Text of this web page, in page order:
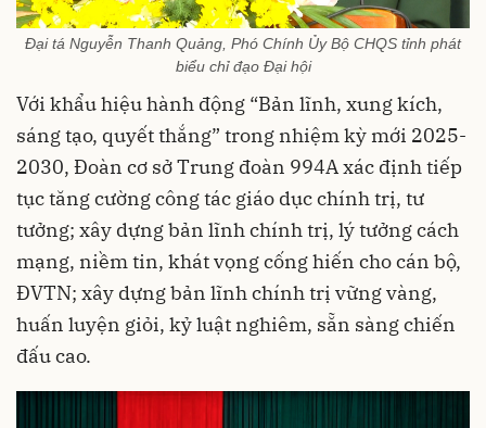
Đại tá Nguyễn Thanh Quảng, Phó Chính Ủy Bộ CHQS tỉnh phát
biểu chỉ đạo Đại hội
Với khẩu hiệu hành động “Bản lĩnh, xung kích,
sáng tạo, quyết thắng” trong nhiệm kỳ mới 2025-
2030, Đoàn cơ sở Trung đoàn 994A xác định tiếp
tục tăng cường công tác giáo dục chính trị, tư
tưởng; xây dựng bản lĩnh chính trị, lý tưởng cách
mạng, niềm tin, khát vọng cống hiến cho cán bộ,
ĐVTN; xây dựng bản lĩnh chính trị vững vàng,
huấn luyện giỏi, kỷ luật nghiêm, sẵn sàng chiến
đấu cao.